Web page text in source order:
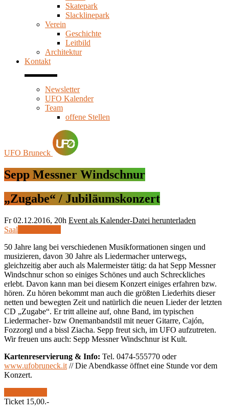
Skatepark
Slacklinepark
Verein
Geschichte
Leitbild
Architektur
Kontakt
Newsletter
UFO Kalender
Team
offene Stellen
UFO Bruneck
Sepp Messner Windschnur
„Zugabe“ / Jubiläumskonzert
Fr02.12.2016, 20h Event als Kalender-Datei herunterladen
Saal
50 Jahre lang bei verschiedenen Musikformationen singen und
musizieren, davon 30 Jahre als Liedermacher unterwegs,
gleichzeitig aber auch als Malermeister tätig: da hat Sepp Messner
Windschnur schon so einiges Schönes und auch Schreckliches
erlebt. Davon kann man bei diesem Konzert einiges erfahren bzw.
hören. Zu hören bekommt man auch die größten Liederhits dieser
netten und bewegten Zeit und natürlich die neuen Lieder der letzten
CD „Zugabe“. Er tritt alleine auf, ohne Band, im typischen
Liedermacher- bzw Onemanbandstil mit neuer Gitarre, Cajón,
Fozzorgl und a bissl Ziacha. Sepp freut sich, im UFO aufzutreten.
Wir freuen uns auch: Sepp Messner Windschnur ist Kult.
Kartenreservierung & Info: Tel. 0474-555770 oder
www.ufobruneck.it // Die Abendkasse öffnet eine Stunde vor dem
Konzert.
Ticket 15,00.-